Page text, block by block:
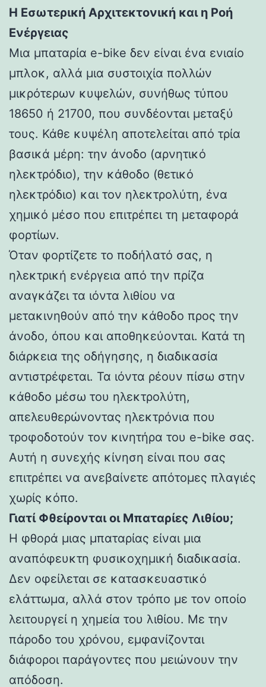
Η Εσωτερική Αρχιτεκτονική και η Ροή
Ενέργειας
Μια μπαταρία e-bike δεν είναι ένα ενιαίο
μπλοκ, αλλά μια συστοιχία πολλών
μικρότερων κυψελών, συνήθως τύπου
18650 ή 21700, που συνδέονται μεταξύ
τους. Κάθε κυψέλη αποτελείται από τρία
βασικά μέρη: την άνοδο (αρνητικό
ηλεκτρόδιο), την κάθοδο (θετικό
ηλεκτρόδιο) και τον ηλεκτρολύτη, ένα
χημικό μέσο που επιτρέπει τη μεταφορά
φορτίων.
Όταν φορτίζετε το ποδήλατό σας, η
ηλεκτρική ενέργεια από την πρίζα
αναγκάζει τα ιόντα λιθίου να
μετακινηθούν από την κάθοδο προς την
άνοδο, όπου και αποθηκεύονται. Κατά τη
διάρκεια της οδήγησης, η διαδικασία
αντιστρέφεται. Τα ιόντα ρέουν πίσω στην
κάθοδο μέσω του ηλεκτρολύτη,
απελευθερώνοντας ηλεκτρόνια που
τροφοδοτούν τον κινητήρα του e-bike σας.
Αυτή η συνεχής κίνηση είναι που σας
επιτρέπει να ανεβαίνετε απότομες πλαγιές
χωρίς κόπο.
Γιατί Φθείρονται οι Μπαταρίες Λιθίου;
Η φθορά μιας μπαταρίας είναι μια
αναπόφευκτη φυσικοχημική διαδικασία.
Δεν οφείλεται σε κατασκευαστικό
ελάττωμα, αλλά στον τρόπο με τον οποίο
λειτουργεί η χημεία του λιθίου. Με την
πάροδο του χρόνου, εμφανίζονται
διάφοροι παράγοντες που μειώνουν την
απόδοση.